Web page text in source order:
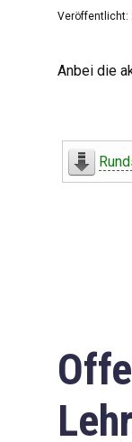
Veröffentlicht:
Anbei die